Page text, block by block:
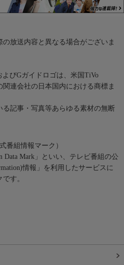
放送内容と異なる場合がございま
びGガイドロゴは、米国TiVo
連会社の日本国内における商標ま
る記事・写真等あらゆる素材の無断
番組情報マーク）
Data Mark」といい、テレビ番組の公
情報」を利用したサービスに
す。